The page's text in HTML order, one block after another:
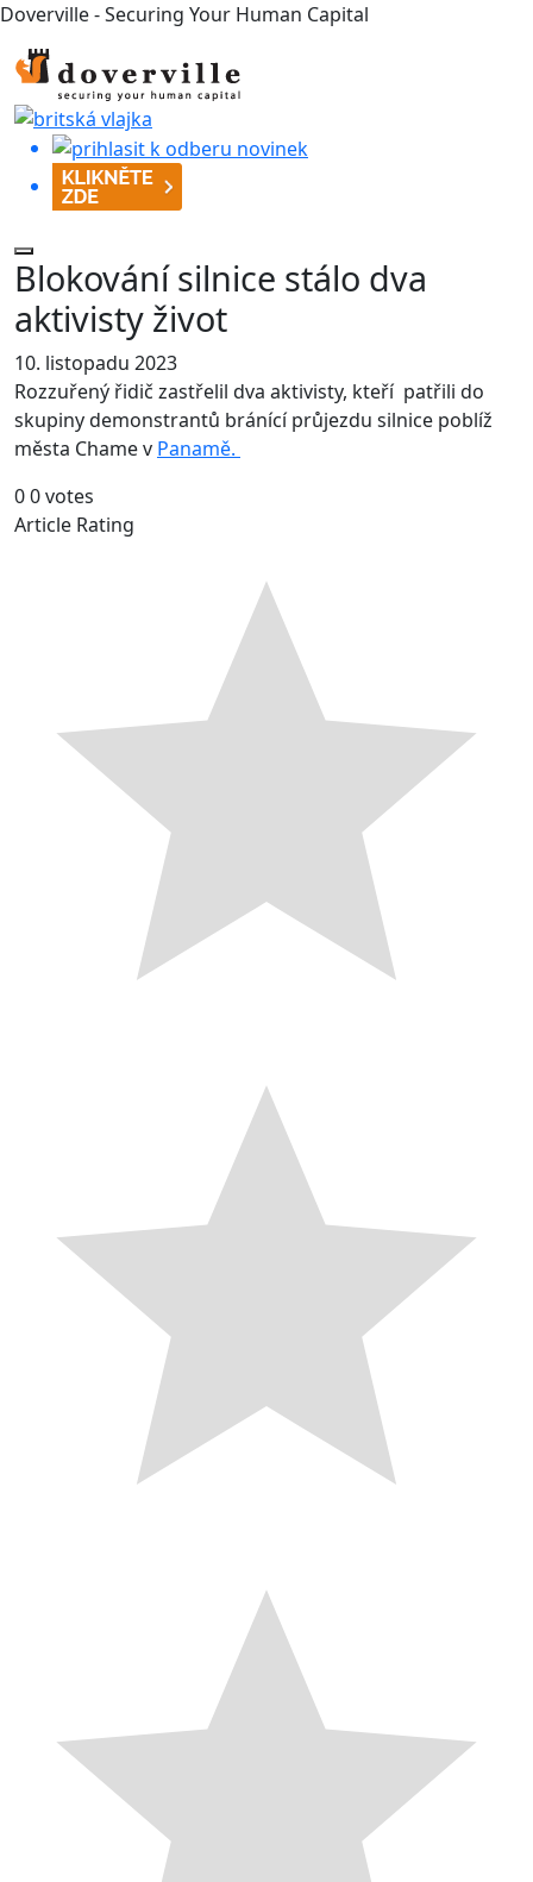
Doverville - Securing Your Human Capital
Blokování silnice stálo dva
aktivisty život
10. listopadu 2023
Rozzuřený řidič zastřelil dva aktivisty, kteří patřili do
skupiny demonstrantů bránící průjezdu silnice poblíž
města Chame v Panamě.
00votes
Article Rating